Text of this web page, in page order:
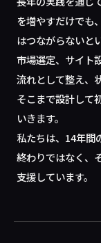
を増やすだけでも
はつながらないと
市場選定、サイト
流れとして整え、
そこまで設計して
いきます。
私たちは、14年間
終わりではなく、
支援しています。